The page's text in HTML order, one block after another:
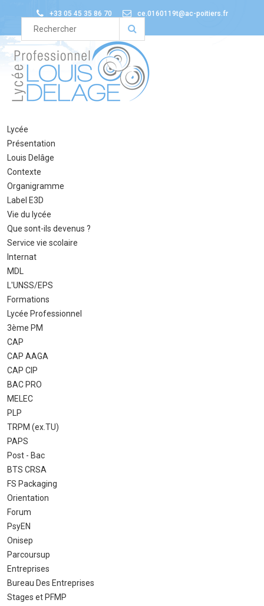
+33 05 45 35 86 70 ce.0160119t@ac-poitiers.fr
Lycée
Présentation
Louis Delâge
Contexte
Organigramme
Label E3D
Vie du lycée
Que sont-ils devenus ?
Service vie scolaire
Internat
MDL
L'UNSS/EPS
Formations
Lycée Professionnel
3ème PM
CAP
CAP AAGA
CAP CIP
BAC PRO
MELEC
PLP
TRPM (ex.TU)
PAPS
Post - Bac
BTS CRSA
FS Packaging
Orientation
Forum
PsyEN
Onisep
Parcoursup
Entreprises
Bureau Des Entreprises
Stages et PFMP